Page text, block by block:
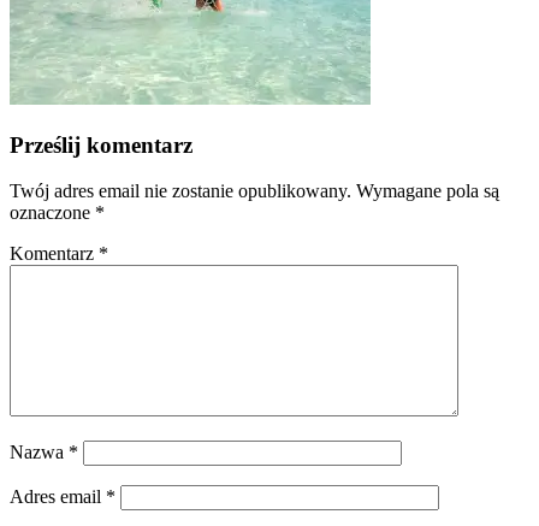
Prześlij komentarz
Twój adres email nie zostanie opublikowany. Wymagane pola są
oznaczone *
Komentarz *
Nazwa *
Adres email *